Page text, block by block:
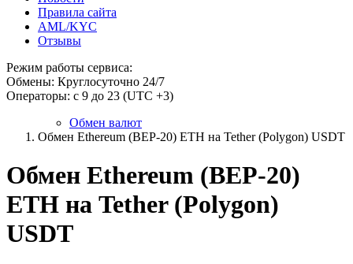
Правила сайта
AML/KYC
Отзывы
Режим работы сервиса:
Обмены: Круглосуточно 24/7
Операторы: с 9 до 23 (UTC +3)
Обмен валют
Обмен Ethereum (BEP-20) ETH на Tether (Polygon) USDT
Обмен Ethereum (BEP-20)
ETH на Tether (Polygon)
USDT